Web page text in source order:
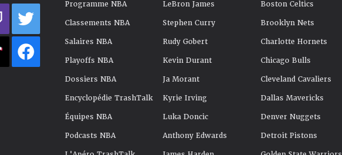
Programme NBA
Classements NBA
Salaires NBA
Playoffs NBA
Dossiers NBA
Encyclopédie TrashTalk
Équipes NBA
Podcasts NBA
LeBron James
Stephen Curry
Rudy Gobert
Kevin Durant
Ja Morant
Kyrie Irving
Luka Doncic
Anthony Edwards
Boston Celtics
Brooklyn Nets
Charlotte Hornets
Chicago Bulls
Cleveland Cavaliers
Dallas Mavericks
Denver Nuggets
Detroit Pistons